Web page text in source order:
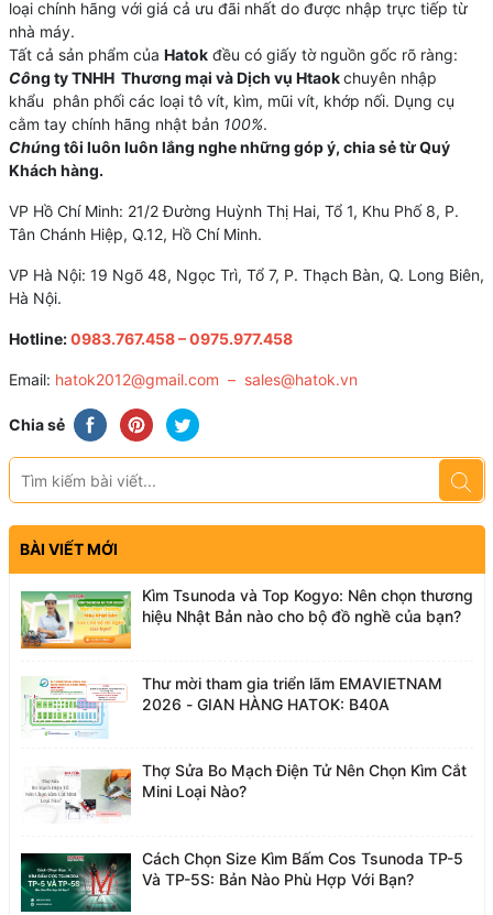
loại chính hãng với giá cả ưu đãi nhất do được nhập trực tiếp từ
nhà máy.
Tất cả sản phẩm của Hatokđều có giấy tờ nguồn gốc rõ ràng:
Công ty TNHH Thương mại và Dịch vụ Htaokchuyên nhập
khẩu phân phối các loại tô vít, kìm, mũi vít, khớp nối. Dụng cụ
cằm tay chính hãng nhật bản 100%.
Chúng tôi luôn luôn lắng nghe những góp ý, chia sẻ từ Quý
Khách hàng.
VP Hồ Chí Minh: 21/2 Đường Huỳnh Thị Hai, Tổ 1, Khu Phố 8, P.
Tân Chánh Hiệp, Q.12, Hồ Chí Minh.
VP Hà Nội: 19 Ngõ 48, Ngọc Trì, Tổ 7, P. Thạch Bàn, Q. Long Biên,
Hà Nội.
Hotline:0983.767.458 – 0975.977.458
Email: hatok2012@gmail.com – sales@hatok.vn
Chia sẻ
BÀI VIẾT MỚI
Kìm Tsunoda và Top Kogyo: Nên chọn thương
hiệu Nhật Bản nào cho bộ đồ nghề của bạn?
Thư mời tham gia triển lãm EMAVIETNAM
2026 - GIAN HÀNG HATOK: B40A
Thợ Sửa Bo Mạch Điện Tử Nên Chọn Kìm Cắt
Mini Loại Nào?
Cách Chọn Size Kìm Bấm Cos Tsunoda TP-5
Và TP-5S: Bản Nào Phù Hợp Với Bạn?